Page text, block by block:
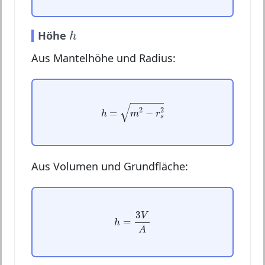
Höhe h
h
Aus Mantelhöhe und Radius:
h = √m2 − r2
s
m2−rs2
Aus Volumen und Grundfläche:
h =
3V
A
VA